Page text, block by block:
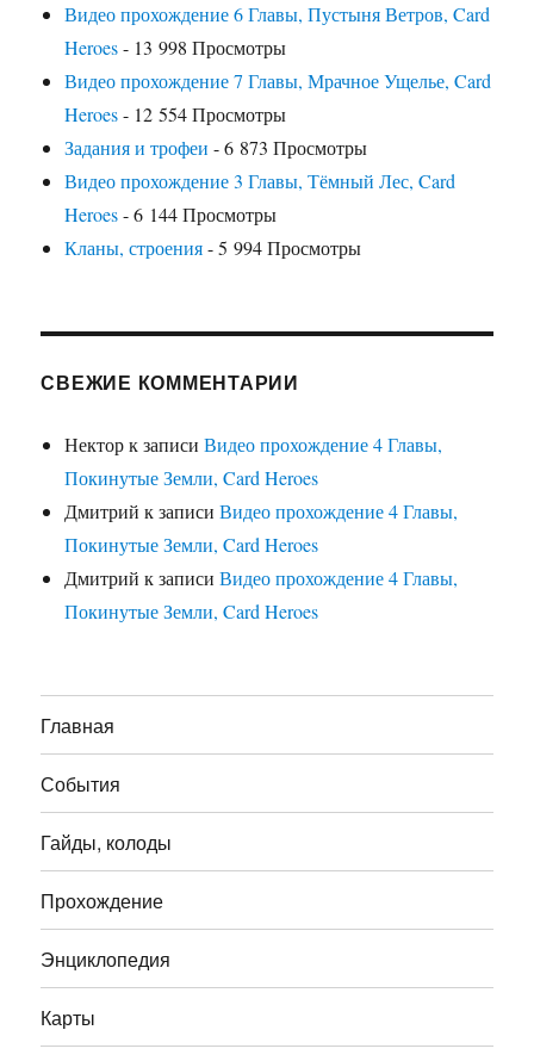
Видео прохождение 6 Главы, Пустыня Ветров, Card
Heroes- 13 998 Просмотры
Видео прохождение 7 Главы, Мрачное Ущелье, Card
Heroes- 12 554 Просмотры
Задания и трофеи - 6 873 Просмотры
Видео прохождение 3 Главы, Тёмный Лес, Card
Heroes- 6 144 Просмотры
Кланы, строения- 5 994 Просмотры
СВЕЖИЕ КОММЕНТАРИИ
Некторк записиВидео прохождение 4 Главы,
Покинутые Земли, Card Heroes
Дмитрий к записиВидео прохождение 4 Главы,
Покинутые Земли, Card Heroes
Дмитрий к записиВидео прохождение 4 Главы,
Покинутые Земли, Card Heroes
Главная
События
Гайды, колоды
Прохождение
Энциклопедия
Карты